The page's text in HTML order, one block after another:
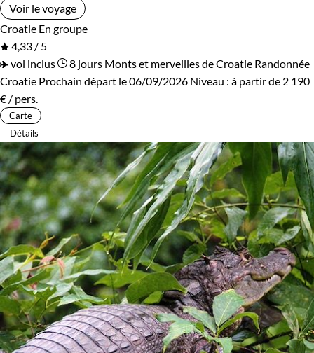
Voir le voyage
Croatie En groupe
4,33 / 5
vol inclus
8 jours Monts et merveilles de Croatie Randonnée
Croatie Prochain départ le 06/09/2026 Niveau : à partir de 2 190
€ / pers.
Carte
Détails